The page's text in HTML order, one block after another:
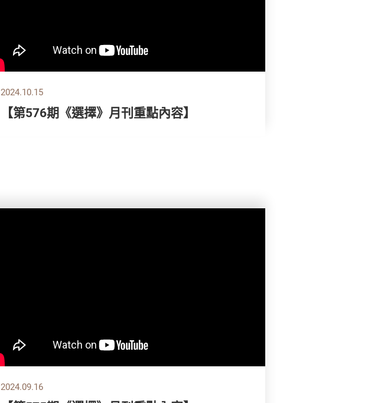
2024.10.15
【第576期《選擇》月刊重點內容】
2024.09.16